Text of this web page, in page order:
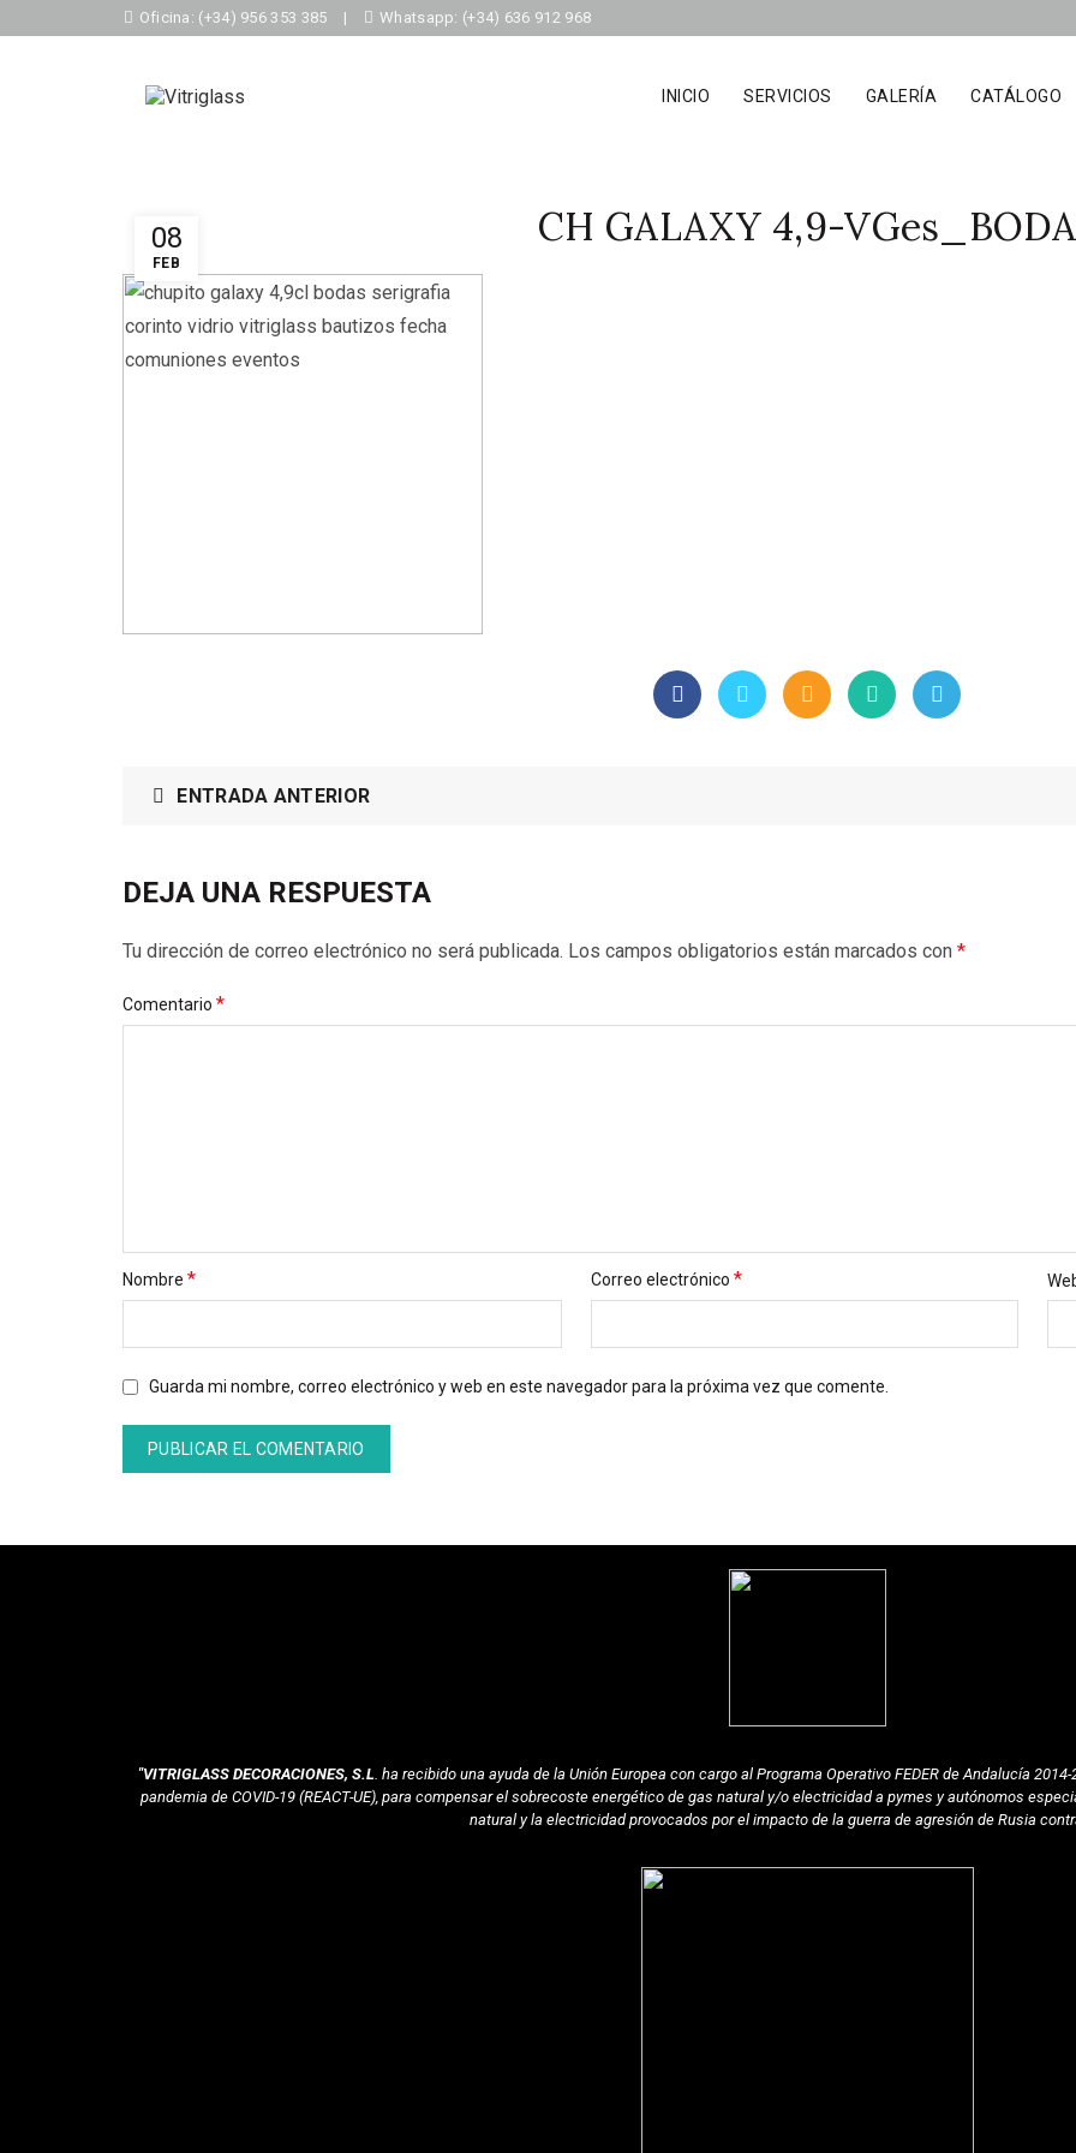
Oficina: (+34) 956 353 385 | Whatsapp: (+34) 636 912 968
INICIO SERVICIOS GALERÍA CATÁLOGO
08
FEB
CH GALAXY 4,9-VGes_BODA
ENTRADA ANTERIOR
DEJA UNA RESPUESTA
Tu dirección de correo electrónico no será publicada. Los campos obligatorios están marcados con *
Comentario *
Nombre * Correo electrónico*
Guarda mi nombre, correo electrónico y web en este navegador para la próxima vez que comente.
"VITRIGLASS DECORACIONES, S.L. ha recibido una ayuda de la Unión Europea con cargo al Programa Operativo FEDER de Andalucía
pandemia de COVID-19 (REACT-UE), para compensar el sobrecoste energético de gas natural y/o electricidad a pymes y autónomos
natural y la electricidad provocados por el impacto de la guerra de agresión de Rusia